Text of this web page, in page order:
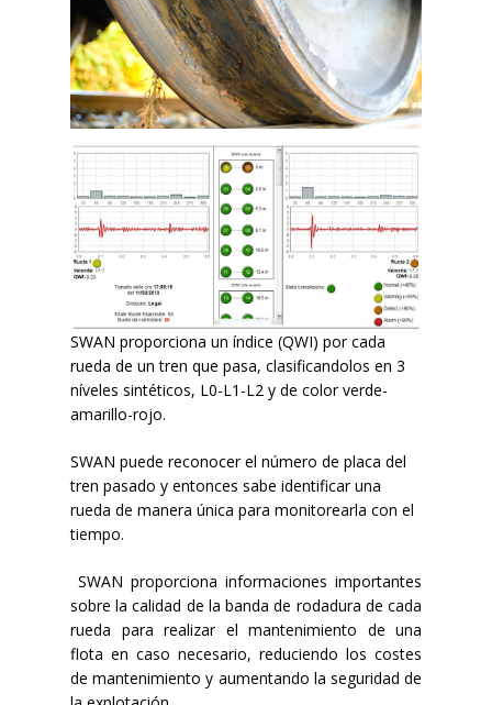
SWAN proporciona un índice (QWI) por cada
rueda de un tren que pasa, clasificandolos en 3
níveles sintéticos, L0-L1-L2 y de color verde-
amarillo-rojo.
SWAN puede reconocer el número de placa del
tren pasado y entonces sabe identificar una
rueda de manera única para monitorearla con el
tiempo.
SWAN proporciona informaciones importantes
sobre la calidad de la banda de rodadura de cada
rueda para realizar el mantenimiento de una
flota en caso necesario, reduciendo los costes
de mantenimiento y aumentando la seguridad de